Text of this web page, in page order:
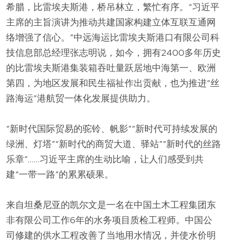
希腊，比雷埃夫斯港，桥吊林立，繁忙有序。“习近平
主席的主旨演讲为推动共建国家构建立体互联互通网
络增强了信心。”中远海运比雷埃夫斯港口有限公司科
技信息部总经理张志明说，如今，拥有2400多年历史
的比雷埃夫斯港集装箱吞吐量跃居地中海第一、欧洲
第四，为地区发展和民生福祉作出贡献，也为推进“丝
路海运”港航贸一体化发展提供助力。
“新时代国际贸易的驼铃、帆影”“新时代可持续发展的
绿洲、灯塔”“新时代的商贸大道、驿站”“新时代的丝路
乐章”……习近平主席的生动比喻，让人们感受到共
建“一带一路”的累累硕果。
来自坦桑尼亚的凯尔文是一名在中国土木工程集团东
非有限公司工作6年的水务项目质检工程师。中国公
司修建的供水工程改善了当地用水情况，并使水价明